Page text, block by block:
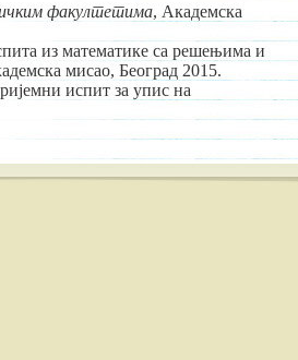
факултетима, Академска
из математике са решењима и
мисао, Београд 2015.
испит за упис на